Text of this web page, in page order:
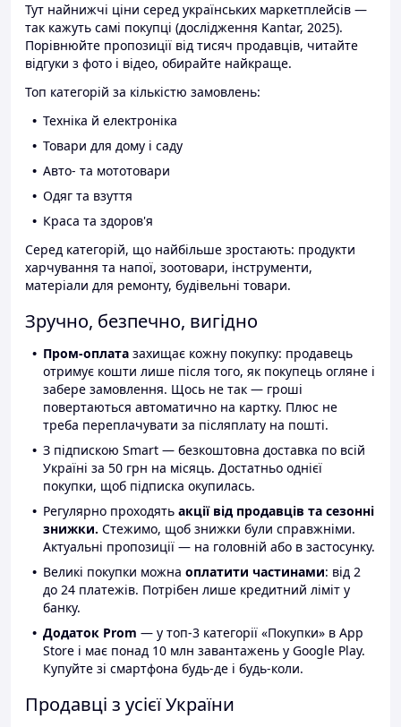
Тут найнижчі ціни серед українських маркетплейсів —
так кажуть самі покупці (дослідження Kantar, 2025).
Порівнюйте пропозиції від тисяч продавців, читайте
відгуки з фото і відео, обирайте найкраще.
Топ категорій за кількістю замовлень:
Техніка й електроніка
Товари для дому і саду
Авто- та мототовари
Одяг та взуття
Краса та здоров'я
Серед категорій, що найбільше зростають: продукти
харчування та напої, зоотовари, інструменти,
матеріали для ремонту, будівельні товари.
Зручно, безпечно, вигідно
Пром-оплата захищає кожну покупку: продавець
отримує кошти лише після того, як покупець огляне і
забере замовлення. Щось не так — гроші
повертаються автоматично на картку. Плюс не
треба переплачувати за післяплату на пошті.
З підпискою Smart — безкоштовна доставка по всій
Україні за 50 грн на місяць. Достатньо однієї
покупки, щоб підписка окупилась.
Регулярно проходять акції від продавців та сезонні
знижки. Стежимо, щоб знижки були справжніми.
Актуальні пропозиції — на головній або в застосунку.
Великі покупки можна оплатити частинами: від 2
до 24 платежів. Потрібен лише кредитний ліміт у
банку.
Додаток Prom — у топ-3 категорії «Покупки» в App
Store і має понад 10 млн завантажень у Google Play.
Купуйте зі смартфона будь-де і будь-коли.
Продавці з усієї України